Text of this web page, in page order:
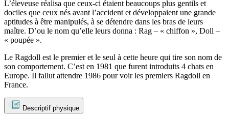
L’éleveuse réalisa que ceux-ci étaient beaucoups plus gentils et
dociles que ceux nés avant l’accident et développaient une grande
aptitudes à être manipulés, à se détendre dans les bras de leurs
maître. D’ou le nom qu’elle leurs donna : Rag – « chiffon », Doll –
« poupée ».
Le Ragdoll est le premier et le seul à cette heure qui tire son nom de
son comportement. C’est en 1981 que furent introduits 4 chats en
Europe. Il fallut attendre 1986 pour voir les premiers Ragdoll en
France.
Descriptif physique